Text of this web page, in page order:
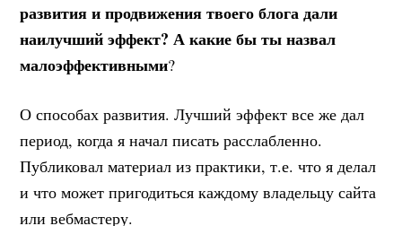
развития и продвижения твоего блога дали
наилучший эффект? А какие бы ты назвал
малоэффективными?
О способах развития. Лучший эффект все же дал
период, когда я начал писать расслабленно.
Публиковал материал из практики, т.е. что я делал
и что может пригодиться каждому владельцу сайта
или вебмастеру.